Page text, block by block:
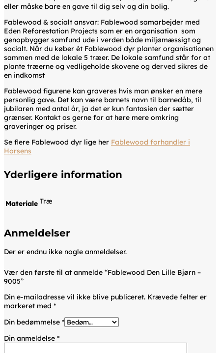
eller måske bare en gave til dig selv og din bolig.
Fablewood & socialt ansvar: Fablewood samarbejder med
Eden Reforestation Projects som er en organisation som
genopbygger samfund ude i verden både miljømæssigt og
socialt. Når du køber ét Fablewood dyr planter organisationen
sammen med de lokale 5 træer. De lokale samfund står for at
plante træerne og vedligeholde skovene og derved sikres de
en indkomst
Fablewood figurene kan graveres hvis man ønsker en mere
personlig gave. Det kan være barnets navn til barnedåb, til
jubilaren med antal år, ja det er kun fantasien der sætter
grænser. Kontakt os gerne for at høre mere omkring
graveringer og priser.
Se flere Fablewood dyr lige her Fablewood forhandler i
Horsens
Yderligere information
Materiale Træ
Anmeldelser
Der er endnu ikke nogle anmeldelser.
Vær den første til at anmelde “Fablewood Den Lille Bjørn –
9005”
Din e-mailadresse vil ikke blive publiceret. Krævede felter er
markeret med *
Din bedømmelse *
Din anmeldelse *